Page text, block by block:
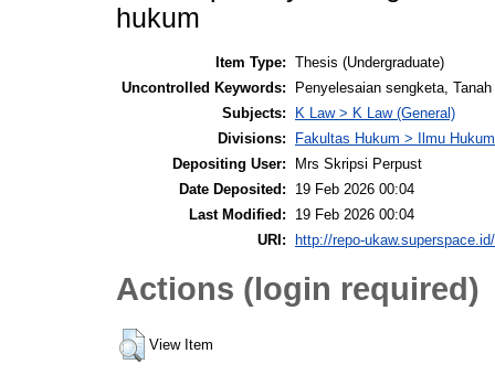
hukum
Item Type: Thesis (Undergraduate)
Uncontrolled Keywords:
Penyelesaian sengketa,
Subjects:
K Law > K Law (General)
Divisions:
Fakultas Hukum > Ilmu Hukum
Depositing User:
Mrs Skripsi Perpust
Date Deposited:
19 Feb 2026 00:04
Last Modified:
19 Feb 2026 00:04
URI:
http://repo-
Actions (login required)
View Item